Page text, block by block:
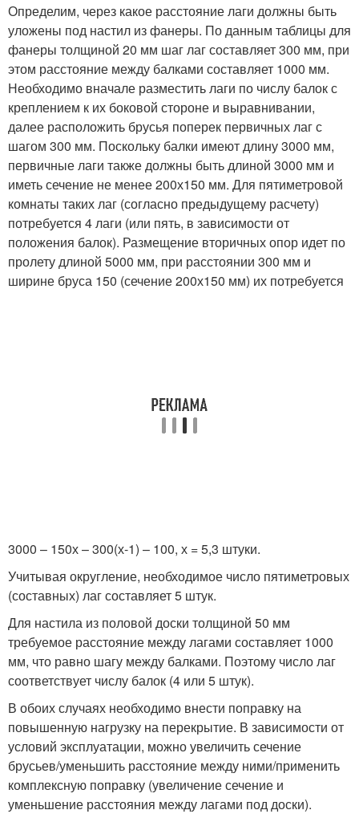
Определим, через какое расстояние лаги должны быть
уложены под настил из фанеры. По данным таблицы для
фанеры толщиной 20 мм шаг лаг составляет 300 мм, при
этом расстояние между балками составляет 1000 мм.
Необходимо вначале разместить лаги по числу балок с
креплением к их боковой стороне и выравнивании,
далее расположить брусья поперек первичных лаг с
шагом 300 мм. Поскольку балки имеют длину 3000 мм,
первичные лаги также должны быть длиной 3000 мм и
иметь сечение не менее 200х150 мм. Для пятиметровой
комнаты таких лаг (согласно предыдущему расчету)
потребуется 4 лаги (или пять, в зависимости от
положения балок). Размещение вторичных опор идет по
пролету длиной 5000 мм, при расстоянии 300 мм и
ширине бруса 150 (сечение 200х150 мм) их потребуется
3000 – 150х – 300(х-1) – 100, х = 5,3 штуки.
Учитывая округление, необходимое число пятиметровых
(составных) лаг составляет 5 штук.
Для настила из половой доски толщиной 50 мм
требуемое расстояние между лагами составляет 1000
мм, что равно шагу между балками. Поэтому число лаг
соответствует числу балок (4 или 5 штук).
В обоих случаях необходимо внести поправку на
повышенную нагрузку на перекрытие. В зависимости от
условий эксплуатации, можно увеличить сечение
брусьев/уменьшить расстояние между ними/применить
комплексную поправку (увеличение сечение и
уменьшение расстояния между лагами под доски).